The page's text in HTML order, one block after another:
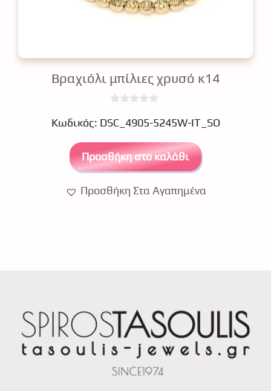
Βραχιόλι μπίλιες χρυσό κ14
o
f
5
€
Κωδικός: DSC_4905-5245W-IT_SO
Προσθήκη στο καλάθι
Προσθήκη Στα Αγαπημένα